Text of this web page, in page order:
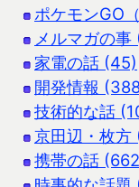
ポケモンGO
メルマガの事
家電の話 (45)
開発情報
技術的な話
京田辺・枚方
携帯の話